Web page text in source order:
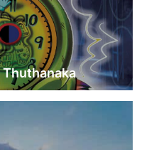
Thuthanaka